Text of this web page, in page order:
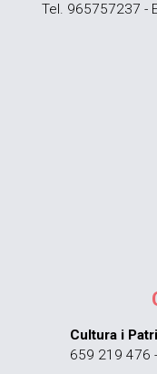
Tel. 965757237 -
Cultura i
659 219 476